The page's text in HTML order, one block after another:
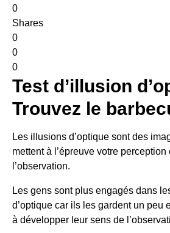
0
Shares
0
0
0
Test d’illusion
Trouvez le
Les illusions d’optique sont des
mettent à l’épreuve votre
l’observation.
Les gens sont plus engagés dans
d’optique car ils les gardent un peu
à développer leur sens de